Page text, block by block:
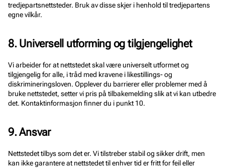
tredjepartsnettsteder. Bruk av disse skjer i henhold til tredjepartens
egne vilkår.
8. Universell utforming og tilgjengelighet
Vi arbeider for at nettstedet skal være universelt utformet og
tilgjengelig for alle, i tråd med kravene i likestillings- og
diskrimineringsloven. Opplever du barrierer eller problemer med å
bruke nettstedet, setter vi pris på tilbakemelding slik at vi kan utbedre
det. Kontaktinformasjon finner du i punkt 10.
9. Ansvar
Nettstedet tilbys som det er. Vi tilstreber stabil og sikker drift, men
kan ikke garantere at nettstedet til enhver tid er fritt for feil eller